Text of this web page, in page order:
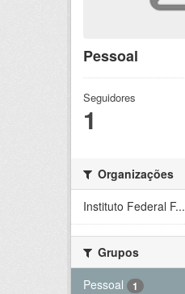
Pessoal
Seguidores
1
Organizações
Instituto Federal F...
Grupos
Pessoal
1